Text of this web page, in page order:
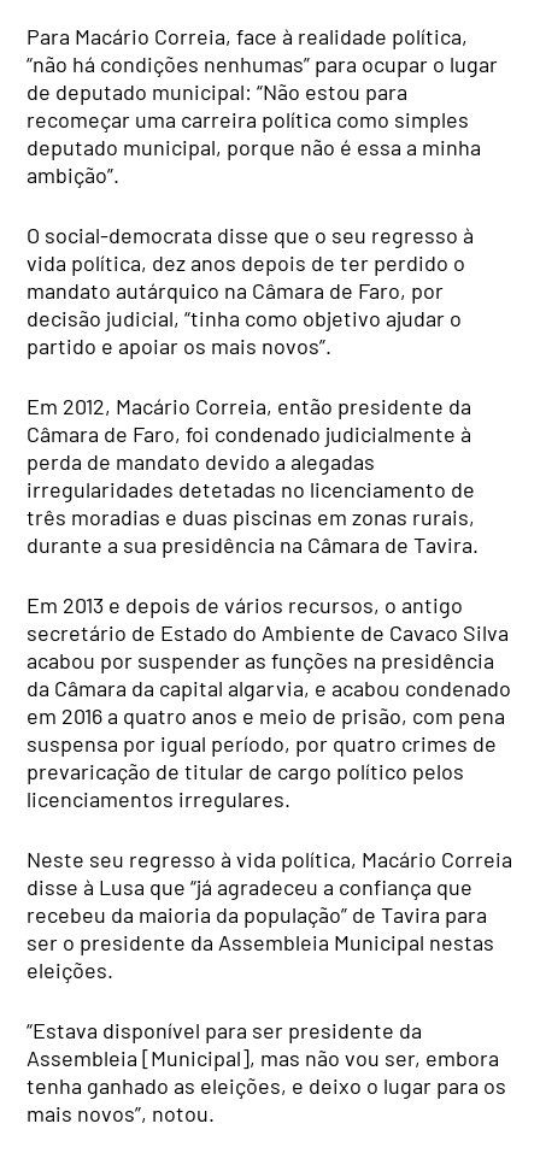
Para Macário Correia, face à realidade política,
“não há condições nenhumas” para ocupar o lugar
de deputado municipal: “Não estou para
recomeçar uma carreira política como simples
deputado municipal, porque não é essa a minha
ambição”.
O social-democrata disse que o seu regresso à
vida política, dez anos depois de ter perdido o
mandato autárquico na Câmara de Faro, por
decisão judicial, “tinha como objetivo ajudar o
partido e apoiar os mais novos”.
Em 2012, Macário Correia, então presidente da
Câmara de Faro, foi condenado judicialmente à
perda de mandato devido a alegadas
irregularidades detetadas no licenciamento de
três moradias e duas piscinas em zonas rurais,
durante a sua presidência na Câmara de Tavira.
Em 2013 e depois de vários recursos, o antigo
secretário de Estado do Ambiente de Cavaco Silva
acabou por suspender as funções na presidência
da Câmara da capital algarvia, e acabou condenado
em 2016 a quatro anos e meio de prisão, com pena
suspensa por igual período, por quatro crimes de
prevaricação de titular de cargo político pelos
licenciamentos irregulares.
Neste seu regresso à vida política, Macário Correia
disse à Lusa que “já agradeceu a confiança que
recebeu da maioria da população” de Tavira para
ser o presidente da Assembleia Municipal nestas
eleições.
“Estava disponível para ser presidente da
Assembleia [Municipal], mas não vou ser, embora
tenha ganhado as eleições, e deixo o lugar para os
mais novos”, notou.